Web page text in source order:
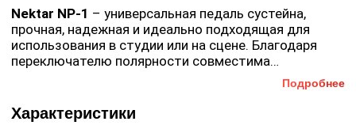
Nektar NP-1 – универсальная педаль сустейна,
прочная, надежная и идеально подходящая для
использования в студии или на сцене. Благодаря
переключателю полярности совместима
практически с любой клавиатурой. Резина на нижней
поверхности педали фиксирует ее на месте во время
представлений, а на верхней – повышает удобство,
металлический корпус продлевает срок службы.
Переключатель полярности – поддержка всех
Подробнее
Характеристики